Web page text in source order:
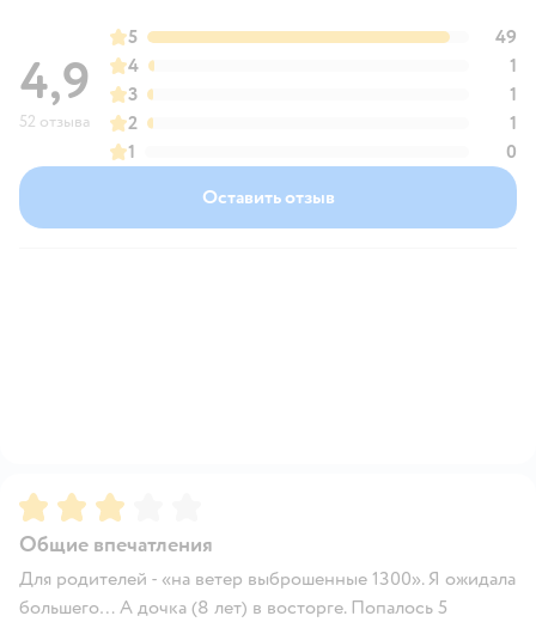
4,9
52 отзыва
5
49
4
1
3
1
2
1
1
0
Оставить отзыв
Рейтинг:3
Общие впечатления
Для родителей - «на ветер выброшенные 1300». Я ожидала
большего… А дочка (8 лет) в восторге. Попалось 5